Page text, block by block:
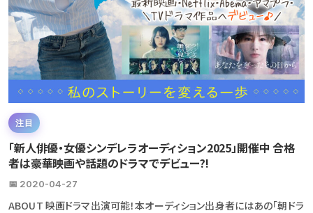
注目
「新人俳優・女優シンデレラオーディション2025」開催中 合格
者は豪華映画や話題のドラマでデビュー?!
📅 2020-04-27
ABOUT 映画ドラマ出演可能！本オーディション出身者にはあの「朝ドラ